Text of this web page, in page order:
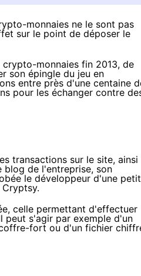
monnaies ne le sont pas
sur le point de déposer le
crypto-monnaies fin 2013, de
son épingle du jeu en
entre près d'une centaine
pour les échanger contre
transactions sur le site, ainsi
blog de l'entreprise, son
le développeur d'une
celle permettant d'effectuer
peut s'agir par exemple d'un
fort ou d'un fichier